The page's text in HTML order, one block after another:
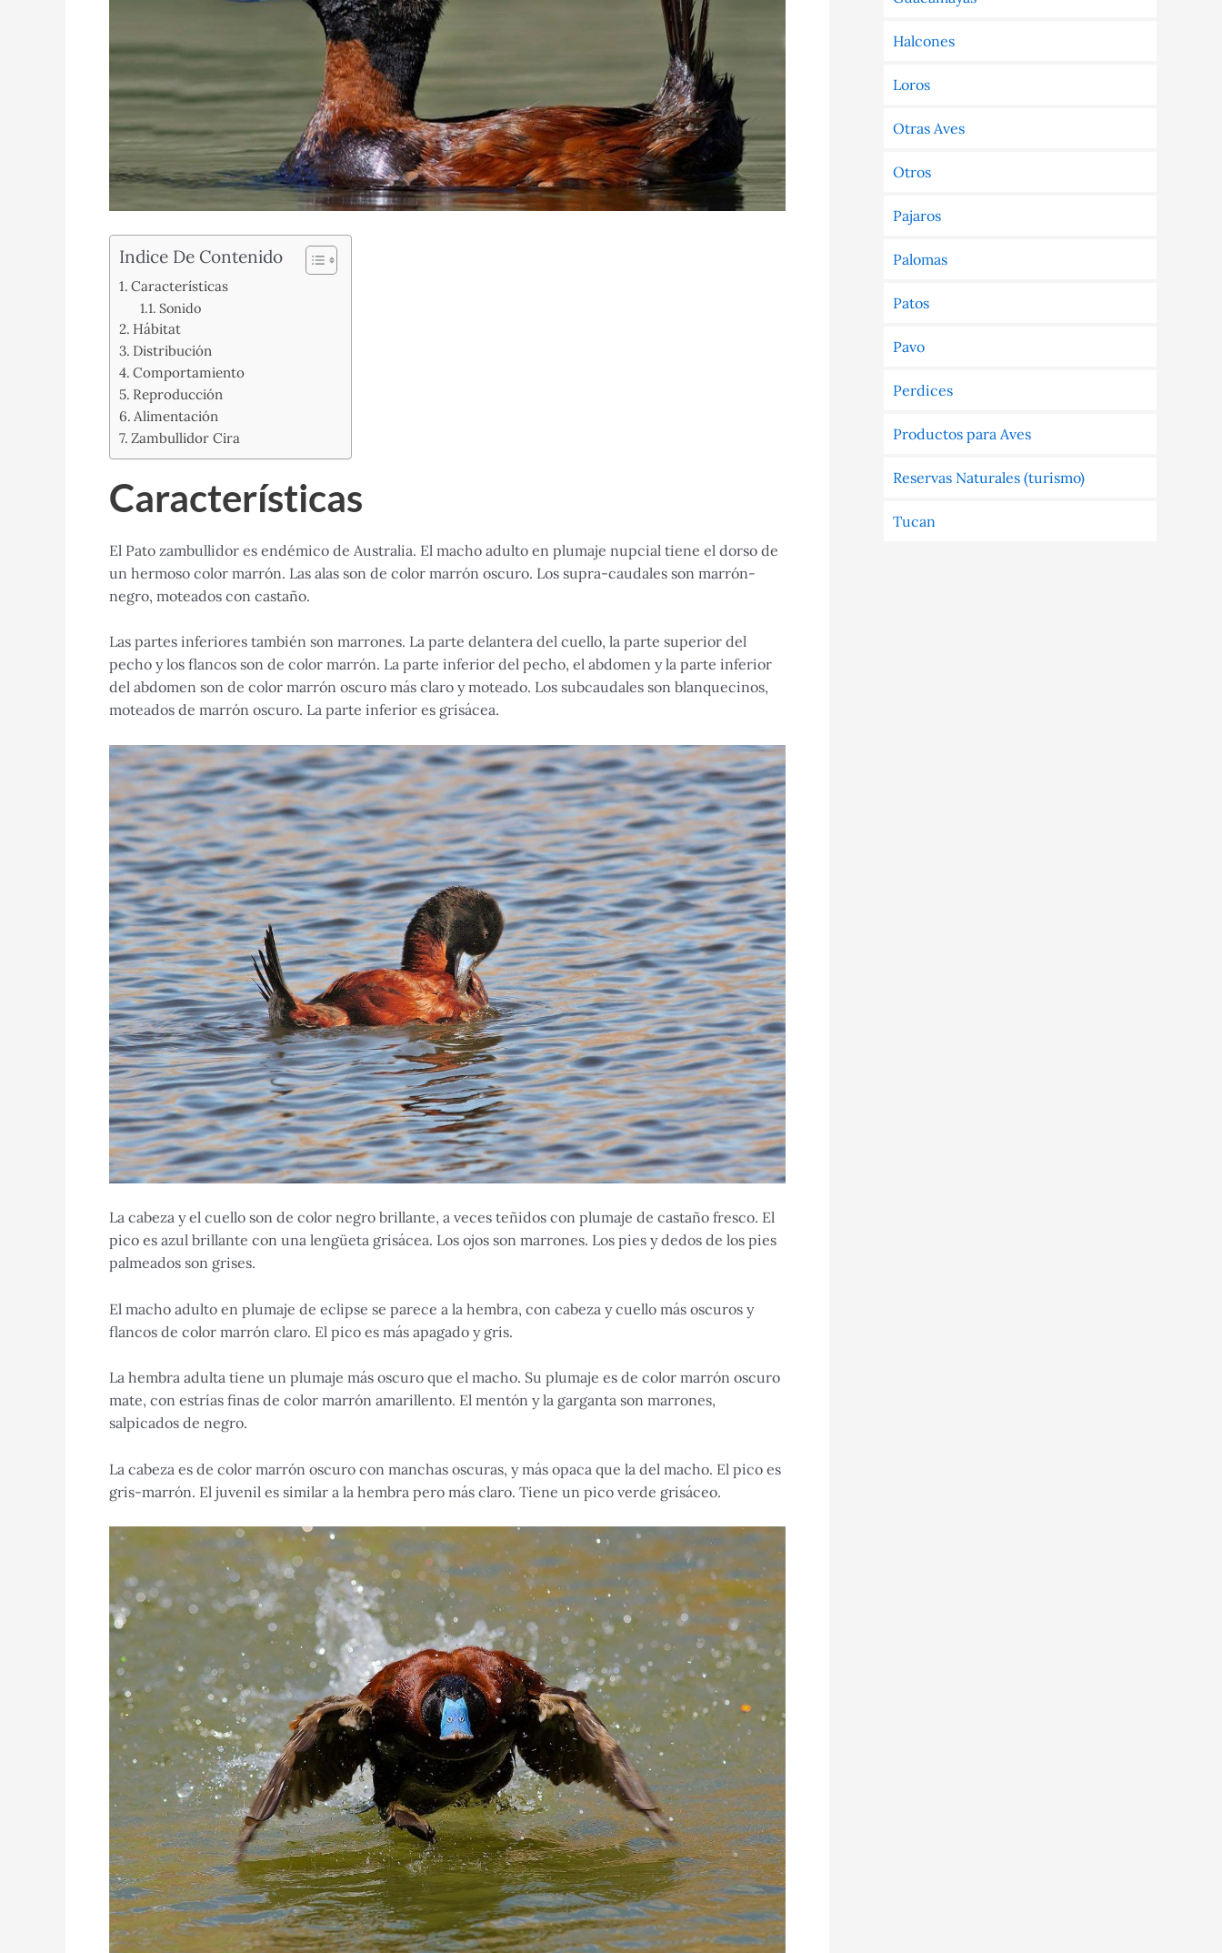
Indice De Contenido
Características
Sonido
Hábitat
Distribución
Comportamiento
Reproducción
Alimentación
Zambullidor Cira
Características
El Pato zambullidor es endémico de Australia. El macho adulto en plumaje nupcial tiene el dorso de
un hermoso color marrón. Las alas son de color marrón oscuro. Los supra-caudales son marrón-
negro, moteados con castaño.
Las partes inferiores también son marrones. La parte delantera del cuello, la parte superior del
pecho y los flancos son de color marrón. La parte inferior del pecho, el abdomen y la parte inferior
del abdomen son de color marrón oscuro más claro y moteado. Los subcaudales son blanquecinos,
moteados de marrón oscuro. La parte inferior es grisácea.
La cabeza y el cuello son de color negro brillante, a veces teñidos con plumaje de castaño fresco. El
pico es azul brillante con una lengüeta grisácea. Los ojos son marrones. Los pies y dedos de los pies
palmeados son grises.
El macho adulto en plumaje de eclipse se parece a la hembra, con cabeza y cuello más oscuros y
flancos de color marrón claro. El pico es más apagado y gris.
La hembra adulta tiene un plumaje más oscuro que el macho. Su plumaje es de color marrón oscuro
mate, con estrías finas de color marrón amarillento. El mentón y la garganta son marrones,
salpicados de negro.
La cabeza es de color marrón oscuro con manchas oscuras, y más opaca que la del macho. El pico es
gris-marrón. El juvenil es similar a la hembra pero más claro. Tiene un pico verde grisáceo.
Halcones
Loros
Otras Aves
Otros
Pajaros
Palomas
Patos
Pavo
Perdices
Productos para Aves
Reservas Naturales (turismo)
Tucan